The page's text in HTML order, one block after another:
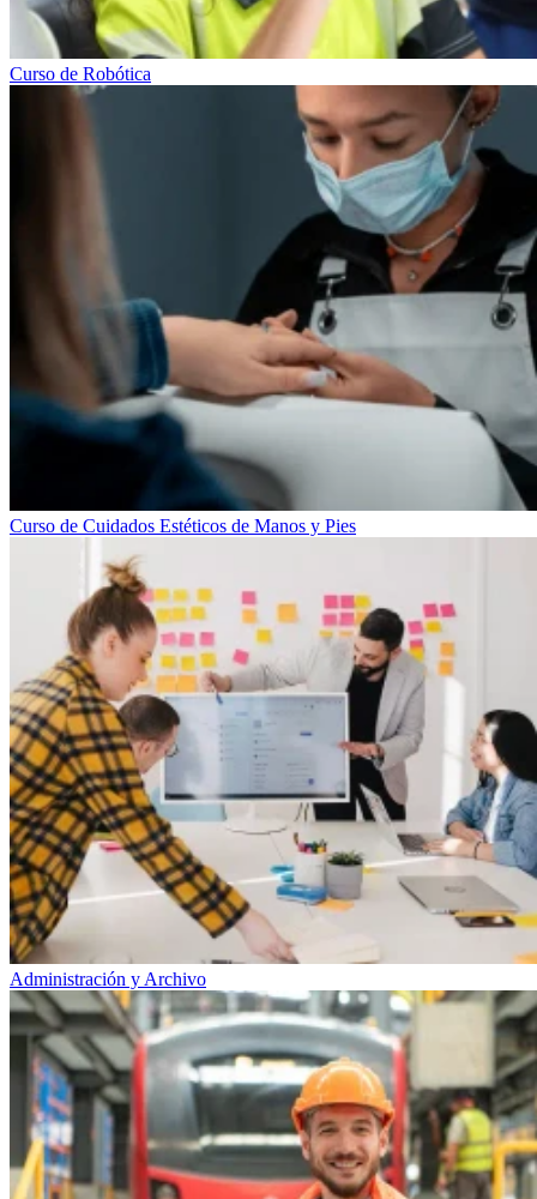
Curso de Robótica
Curso de Cuidados Estéticos de Manos y Pies
Administración y Archivo